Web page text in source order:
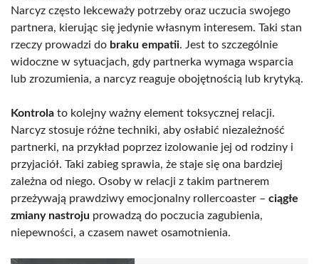
Narcyz często lekceważy potrzeby oraz uczucia swojego
partnera, kierując się jedynie własnym interesem. Taki stan
rzeczy prowadzi do braku empatii. Jest to szczególnie
widoczne w sytuacjach, gdy partnerka wymaga wsparcia
lub zrozumienia, a narcyz reaguje obojętnością lub krytyką.
Kontrola to kolejny ważny element toksycznej relacji.
Narcyz stosuje różne techniki, aby osłabić niezależność
partnerki, na przykład poprzez izolowanie jej od rodziny i
przyjaciół. Taki zabieg sprawia, że staje się ona bardziej
zależna od niego. Osoby w relacji z takim partnerem
przeżywają prawdziwy emocjonalny rollercoaster – ciągłe
zmiany nastroju prowadzą do poczucia zagubienia,
niepewności, a czasem nawet osamotnienia.